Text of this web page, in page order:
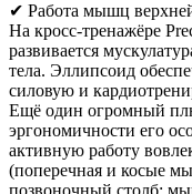
✔ Работа мышц
На кросс-тренажёре
развивается
тела. Эллипсоид
силовую и
Ещё один огромный
эргономичности его
активную работу
(поперечная и косые